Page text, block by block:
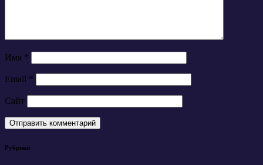
Имя *
Email *
Сайт
Рубрики